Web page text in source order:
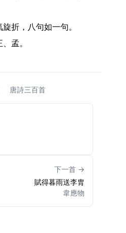
折，八句如一句。
孟。
唐詩三百首
下一首 →
賦得暮雨送李胄
韋應物